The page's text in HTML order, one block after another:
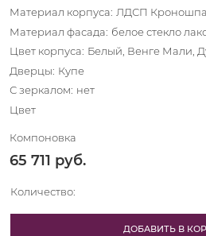
Материал корпуса: ЛДСП
Материал фасада: белое стекло
Цвет корпуса: Белый, Венге Мали,
Дверцы: Купе
С зеркалом: нет
Цвет
Компоновка
65 711 руб.
Количество:
ДОБАВИТЬ В